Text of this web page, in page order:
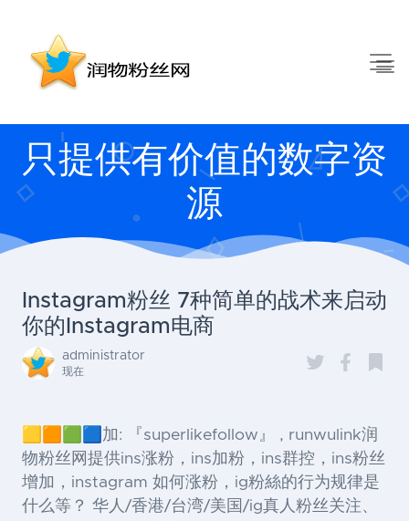
只提供有价值的数字资
源
Instagram粉丝 7种简单的战术来启动
你的Instagram电商
administrator
现在
🟨🟧🟩🟦加: 『superlikefollow』 , runwulink润
物粉丝网提供ins涨粉，ins加粉，ins群控，ins粉丝
增加，instagram 如何涨粉，ig粉絲的行为规律是
什么等？ 华人/香港/台湾/美国/ig真人粉丝关注、